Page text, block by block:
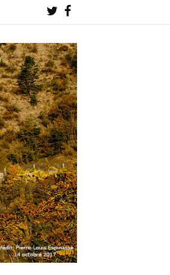
Twitter
!
Facebook
!